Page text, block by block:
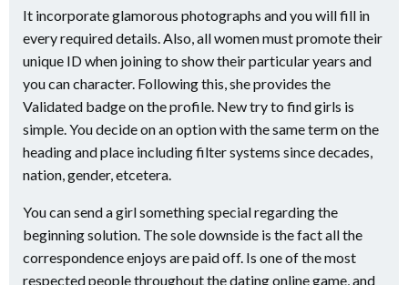
It incorporate glamorous photographs and you will fill in
every required details. Also, all women must promote their
unique ID when joining to show their particular years and
you can character. Following this, she provides the
Validated badge on the profile. New try to find girls is
simple. You decide on an option with the same term on the
heading and place including filter systems since decades,
nation, gender, etcetera.
You can send a girl something special regarding the
beginning solution. The sole downside is the fact all the
correspondence enjoys are paid off. Is one of the most
respected people throughout the dating online game, and